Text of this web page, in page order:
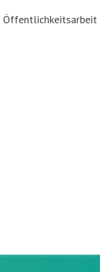
Öffentlichkeitsarbeit